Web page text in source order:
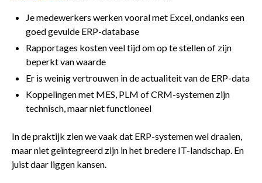
Je medewerkers werken vooral met Excel, ondanks een
goed gevulde ERP-database
Rapportages kosten veel tijd om op te stellen of zijn
beperkt van waarde
Er is weinig vertrouwen in de actualiteit van de ERP-data
Koppelingen met MES, PLM of CRM-systemen zijn
technisch, maar niet functioneel
In de praktijk zien we vaak dat ERP-systemen wel draaien,
maar niet geïntegreerd zijn in het bredere IT-landschap. En
juist daar liggen kansen.